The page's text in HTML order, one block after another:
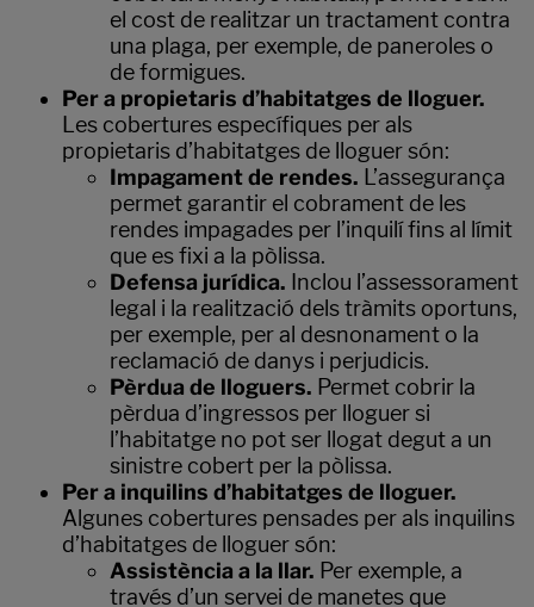
el cost de realitzar un tractament contra
una plaga, per exemple, de paneroles o
de formigues.
Per a propietaris d’habitatges de lloguer.
Les cobertures específiques per als
propietaris d’habitatges de lloguer són:
Impagament de rendes. L’assegurança
permet garantir el cobrament de les
rendes impagades per l’inquilí fins al límit
que es fixi a la pòlissa.
Defensa jurídica. Inclou l’assessorament
legal i la realització dels tràmits oportuns,
per exemple, per al desnonament o la
reclamació de danys i perjudicis.
Pèrdua de lloguers. Permet cobrir la
pèrdua d’ingressos per lloguer si
l’habitatge no pot ser llogat degut a un
sinistre cobert per la pòlissa.
Per a inquilins d’habitatges de lloguer.
Algunes cobertures pensades per als inquilins
d’habitatges de lloguer són:
Assistència a la llar. Per exemple, a
través d’un servei de manetes que